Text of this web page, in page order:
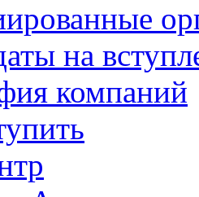
на
компаний